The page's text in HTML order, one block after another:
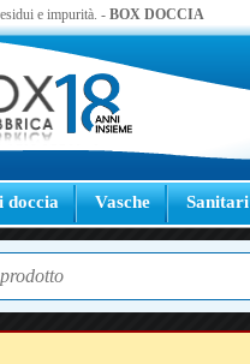
e impurità. - BOX DOCCIA
doccia Vasche Sanitari